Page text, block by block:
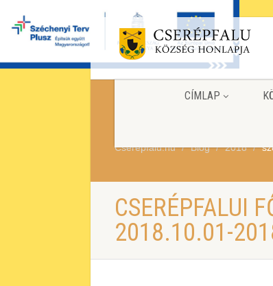
CÍMLAP
Cserepfalu.hu Blog 2018
CSERÉPFALUI
2018.10.01-